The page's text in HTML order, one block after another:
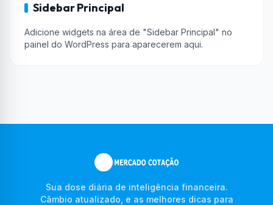
Sidebar Principal
Adicione widgets na área de "Sidebar Principal" no
painel do WordPress para aparecerem aqui.
Sua dose diária de inteligência financeira.
Câmbio atualizado, e as melhores dicas para